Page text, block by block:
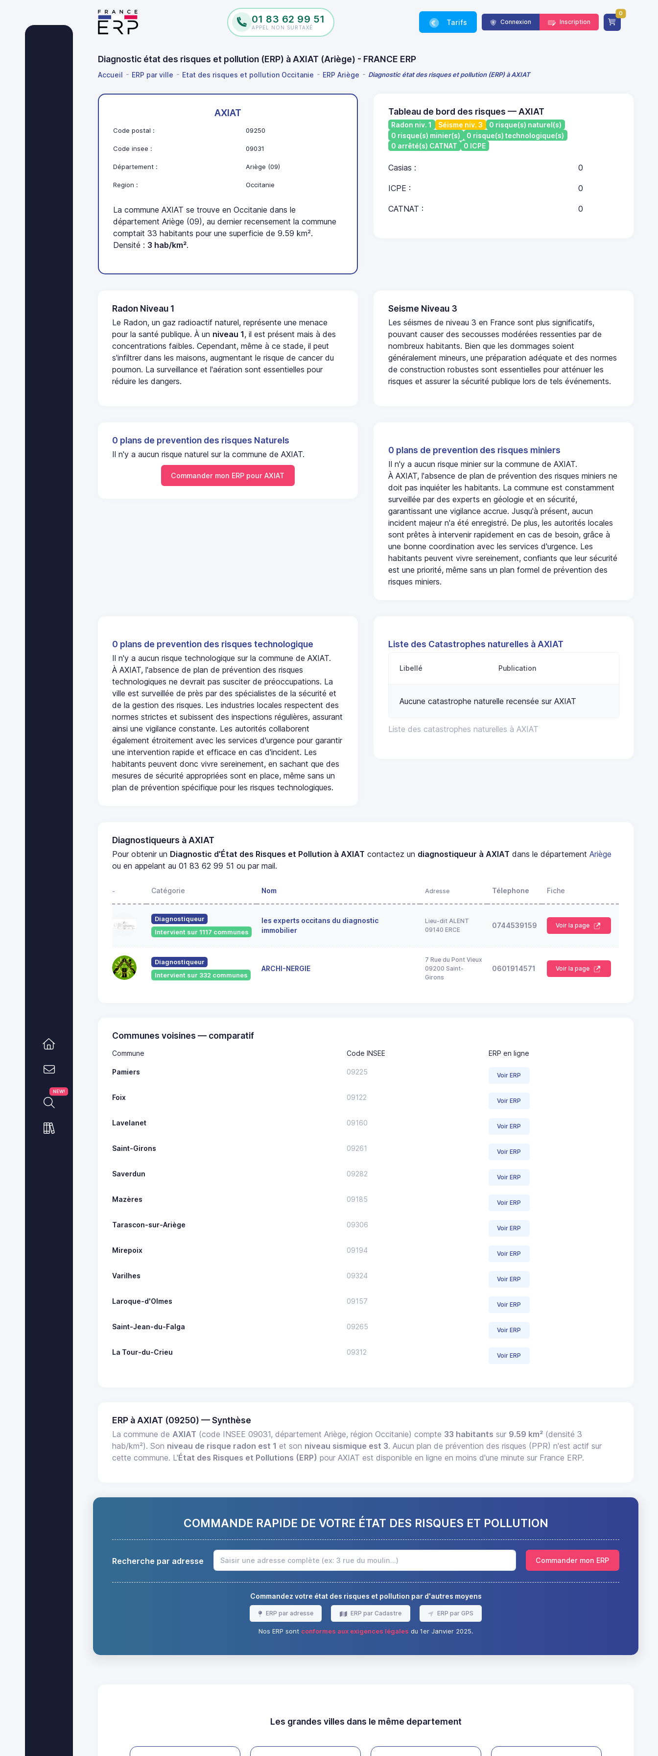
01 83 62 99 51
APPEL NON SURTAXÉ
Tarifs Connexion Inscription
0
Diagnostic état des risques et pollution (ERP) à AXIAT (Ariège) - FRANCE ERP
Accueil ERP par ville Etat des risques et pollution Occitanie ERP Ariège Diagnostic état des risques et pollution (ERP) à AXIAT
NEW!
AXIAT
Code postal : 09250
Code insee : 09031
Département : Ariège (09)
Region : Occitanie
La commune AXIAT se trouve en Occitanie dans le
département Ariège (09), au dernier recensement la commune
comptait 33 habitants pour une superficie de 9.59 km².
Densité : 3 hab/km².
Tableau de bord des risques — AXIAT
Radon niv. 1 Séisme niv. 3
0 risque(s) naturel(s)
0 risque(s) minier(s)
0 risque(s) technologique(s)
0 arrêté(s) CATNAT
0 ICPE
Casias : 0
ICPE : 0
CATNAT : 0
Radon Niveau 1
Le Radon, un gaz radioactif naturel, représente une menace
pour la santé publique. À un niveau 1, il est présent mais à des
concentrations faibles. Cependant, même à ce stade, il peut
s'infiltrer dans les maisons, augmentant le risque de cancer du
poumon. La surveillance et l'aération sont essentielles pour
réduire les dangers.
Seisme Niveau 3
Les séismes de niveau 3 en France sont plus significatifs,
pouvant causer des secousses modérées ressenties par de
nombreux habitants. Bien que les dommages soient
généralement mineurs, une préparation adéquate et des normes
de construction robustes sont essentielles pour atténuer les
risques et assurer la sécurité publique lors de tels événements.
0 plans de prevention des risques Naturels
Il n'y a aucun risque naturel sur la commune de AXIAT.
Commander mon ERP pour AXIAT
0 plans de prevention des risques miniers
Il n'y a aucun risque minier sur la commune de AXIAT.
À AXIAT, l'absence de plan de prévention des risques miniers ne
doit pas inquiéter les habitants. La commune est constamment
surveillée par des experts en géologie et en sécurité,
garantissant une vigilance accrue. Jusqu'à présent, aucun
incident majeur n'a été enregistré. De plus, les autorités locales
sont prêtes à intervenir rapidement en cas de besoin, grâce à
une bonne coordination avec les services d'urgence. Les
habitants peuvent vivre sereinement, confiants que leur sécurité
est une priorité, même sans un plan formel de prévention des
risques miniers.
0 plans de prevention des risques technologique
Il n'y a aucun risque technologique sur la commune de AXIAT.
À AXIAT, l'absence de plan de prévention des risques
technologiques ne devrait pas susciter de préoccupations. La
ville est surveillée de près par des spécialistes de la sécurité et
de la gestion des risques. Les industries locales respectent des
normes strictes et subissent des inspections régulières, assurant
ainsi une vigilance constante. Les autorités collaborent
également étroitement avec les services d'urgence pour garantir
une intervention rapide et efficace en cas d'incident. Les
habitants peuvent donc vivre sereinement, en sachant que des
mesures de sécurité appropriées sont en place, même sans un
plan de prévention spécifique pour les risques technologiques.
Liste des Catastrophes naturelles à AXIAT
Liste des catastrophes naturelles à AXIAT
Libellé Publication
Aucune catastrophe naturelle recensée sur AXIAT
Diagnostiqueurs à AXIAT
Pour obtenir un Diagnostic d'État des Risques et Pollution à AXIAT contactez un diagnostiqueur à AXIAT dans le départementAriège
ou en appelant au 01 83 62 99 51 ou par mail.
- Catégorie Nom Adresse Télephone Fiche
Diagnostiqueur
Intervient sur 1117 communes
les experts occitans du diagnostic
immobilier
Lieu-dit ALENT
09140 ERCE
0744539159 Voir la page
Diagnostiqueur
Intervient sur 332 communes
ARCHI-NERGIE
7 Rue du Pont Vieux
09200 Saint-
Girons
0601914571 Voir la page
Communes voisines — comparatif
Commune Code INSEE ERP en ligne
Pamiers 09225 Voir ERP
Foix 09122 Voir ERP
Lavelanet 09160 Voir ERP
Saint-Girons 09261 Voir ERP
Saverdun 09282 Voir ERP
Mazères 09185 Voir ERP
Tarascon-sur-Ariège 09306 Voir ERP
Mirepoix 09194 Voir ERP
Varilhes 09324 Voir ERP
Laroque-d'Olmes 09157 Voir ERP
Saint-Jean-du-Falga 09265 Voir ERP
La Tour-du-Crieu 09312 Voir ERP
ERP à AXIAT (09250) — Synthèse
La commune de AXIAT (code INSEE 09031, département Ariège, région Occitanie) compte 33 habitants sur 9.59 km² (densité 3
hab/km²). Son niveau de risque radon est 1 et son niveau sismique est 3. Aucun plan de prévention des risques (PPR) n'est actif sur
cette commune. L'État des Risques et Pollutions (ERP) pour AXIAT est disponible en ligne en moins d'une minute sur France ERP.
COMMANDE RAPIDE DE VOTRE ÉTAT DES RISQUES ET POLLUTION
Recherche par adresse Commander mon ERP
Commandez votre état des risques et pollution par d'autres moyens
ERP par adresse ERP par Cadastre ERP par GPS
Nos ERP sont conformes aux exigences légales du 1er Janvier 2025.
Les grandes villes dans le même departement